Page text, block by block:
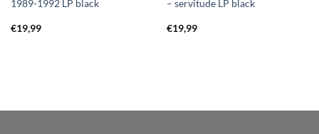
1989-1992 LP black
€19,99
– servitude LP black
€19,99